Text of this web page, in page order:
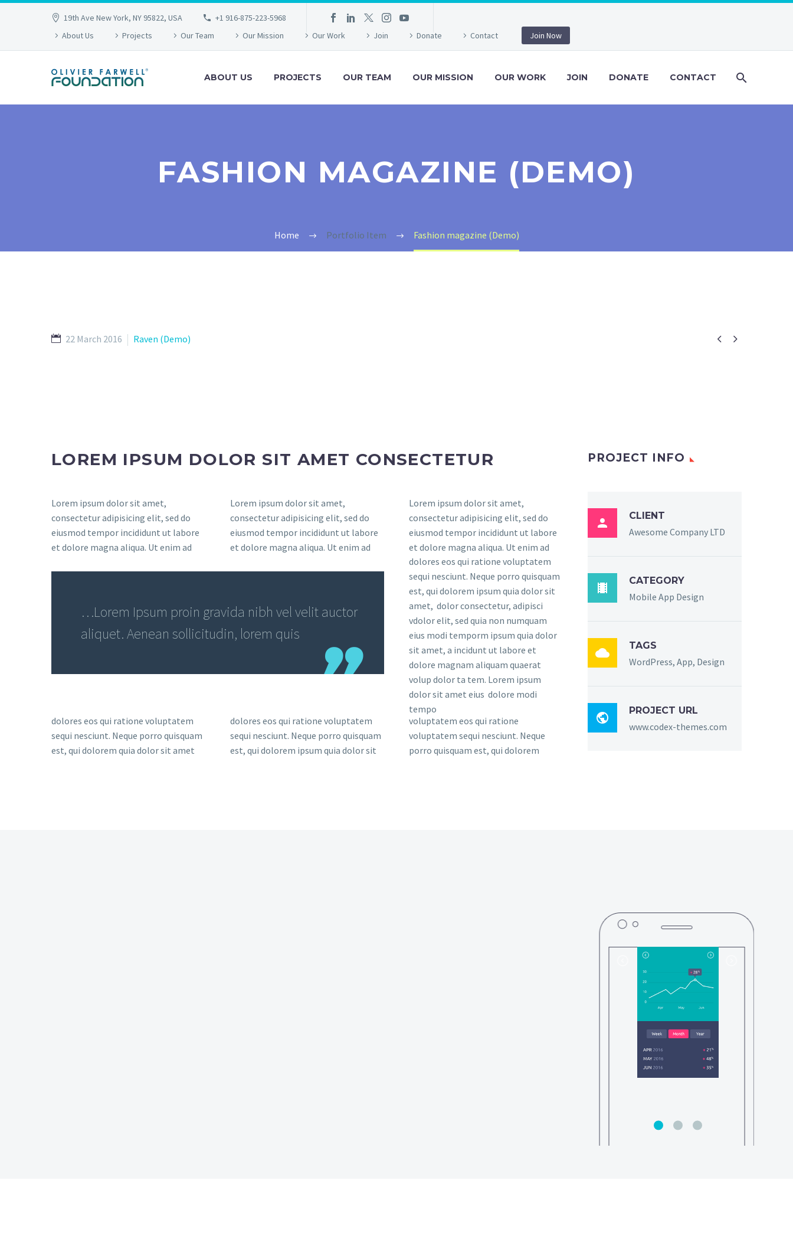
19th Ave New York, NY 95822, USA
+1 916-875-223-5968
About Us
Projects Our Team Our Mission Our Work Join Donate Contact Join Now
ABOUT US PROJECTS OUR TEAM OUR MISSION OUR WORK JOIN DONATE CONTACT
FASHION MAGAZINE (DEMO)
Home Portfolio Item Fashion magazine (Demo)
 
22 March 2016 Raven (Demo)
LOREM IPSUM DOLOR SIT AMET CONSECTETUR
Lorem ipsum dolor sit amet,
consectetur adipisicing elit, sed do
eiusmod tempor incididunt ut labore
et dolore magna aliqua. Ut enim ad
Lorem ipsum dolor sit amet,
consectetur adipisicing elit, sed do
eiusmod tempor incididunt ut labore
et dolore magna aliqua. Ut enim ad
Lorem ipsum dolor sit amet,
consectetur adipisicing elit, sed do
eiusmod tempor incididunt ut labore
et dolore magna aliqua. Ut enim ad
…Lorem Ipsum proin gravida nibh vel velit auctor
aliquet. Aenean sollicitudin, lorem quis
dolores eos qui ratione voluptatem
sequi nesciunt. Neque porro quisquam
est, qui dolorem ipsum quia dolor sit
amet, dolor consectetur, adipisci
vdolor elit, sed quia non numquam
eius modi temporm ipsum quia dolor
sit amet, a incidunt ut labore et
dolore magnam aliquam quaerat
volup dolor ta tem. Lorem ipsum
dolor sit amet eius dolore modi
tempo
dolores eos qui ratione voluptatem
sequi nesciunt. Neque porro quisquam
est, qui dolorem quia dolor sit amet
dolores eos qui ratione voluptatem
sequi nesciunt. Neque porro quisquam
est, qui dolorem ipsum quia dolor sit
voluptatem eos qui ratione
voluptatem sequi nesciunt. Neque
porro quisquam est, qui dolorem
PROJECT INFO

CLIENT
Awesome Company LTD

CATEGORY
Mobile App Design

TAGS
WordPress, App, Design

PROJECT URL
www.codex-themes.com